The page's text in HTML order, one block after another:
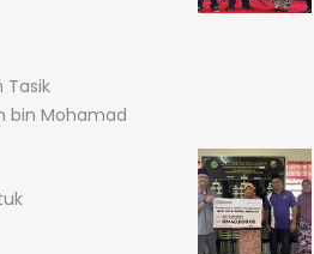
Tasik
bin Mohamad